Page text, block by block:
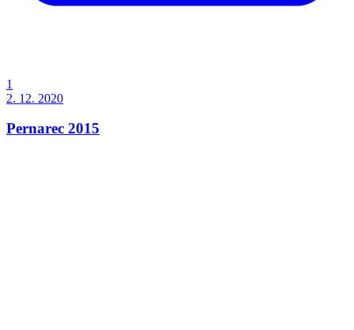
1
2. 12. 2020
Pernarec 2015